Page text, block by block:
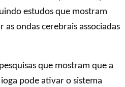
estudos que mostram
ondas cerebrais associadas
que mostram que a
pode ativar o sistema